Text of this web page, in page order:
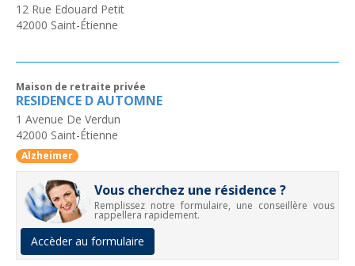
12 Rue Edouard Petit
42000 Saint-Étienne
Maison de retraite privée
RESIDENCE D AUTOMNE
1 Avenue De Verdun
42000 Saint-Étienne
Alzheimer
Vous cherchez une résidence ?
Remplissez notre formulaire, une conseillère vous
rappellera rapidement.
Accèder au formulaire